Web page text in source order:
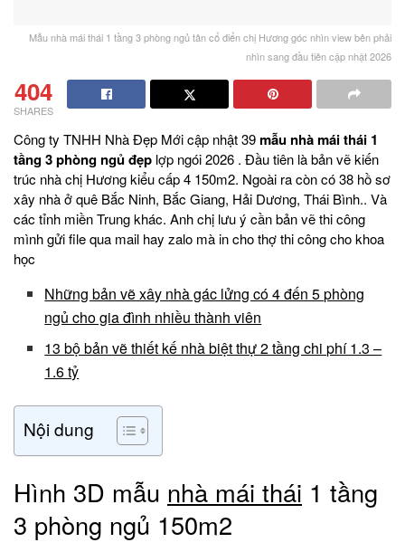
Mẫu nhà mái thái 1 tầng 3 phòng ngủ tân cổ điển chị Hương góc nhìn view bên phải
nhìn sang đầu tiên cập nhật 2026
404
SHARES
Công ty TNHH Nhà Đẹp Mới cập nhật 39mẫu nhà mái thái 1
tầng 3 phòng ngủ đẹp lợp ngói 2026 . Đầu tiên là bản vẽ kiến
trúc nhà chị Hương kiểu cấp 4 150m2. Ngoài ra còn có 38 hồ sơ
xây nhà ở quê Bắc Ninh, Bắc Giang, Hải Dương, Thái Bình.. Và
các tỉnh miền Trung khác. Anh chị lưu ý cần bản vẽ thi công
mình gửi file qua mail hay zalo mà in cho thợ thi công cho khoa
học
Những bản vẽ xây nhà gác lửng có 4 đến 5 phòng
ngủ cho gia đình nhiều thành viên
13 bộ bản vẽ thiết kế nhà biệt thự 2 tầng chi phí 1.3 –
1.6 tỷ
Nội dung
Hình 3D mẫu nhà mái thái 1 tầng
3 phòng ngủ 150m2